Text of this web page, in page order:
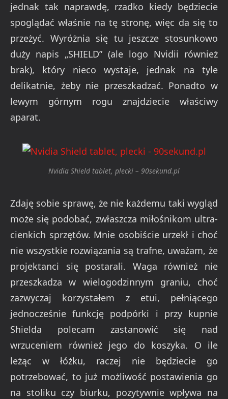
jednak tak naprawdę, rzadko kiedy będziecie
spoglądać właśnie na tę stronę, więc da się to
przeżyć. Wyróżnia się tu jeszcze stosunkowo
duży napis „SHIELD” (ale logo Nvidii również
brak), który nieco wystaje, jednak na tyle
delikatnie, żeby nie przeszkadzać. Ponadto w
lewym górnym rogu znajdziecie właściwy
aparat.
Nvidia Shield tablet, plecki – 90sekund.pl
Zdaję sobie sprawę, że nie każdemu taki wygląd
może się podobać, zwłaszcza miłośnikom ultra-
cienkich sprzętów. Mnie osobiście urzekł i choć
nie wszystkie rozwiązania są trafne, uważam, że
projektanci się postarali. Waga również nie
przeszkadza w wielogodzinnym graniu, choć
zazwyczaj korzystałem z etui, pełniącego
jednocześnie funkcję podpórki i przy kupnie
Shielda polecam zastanowić się nad
wrzuceniem również jego do koszyka. O ile
leżąc w łóżku, raczej nie będziecie go
potrzebować, to już możliwość postawienia go
na stoliku czy biurku, pozytywnie wpływa na